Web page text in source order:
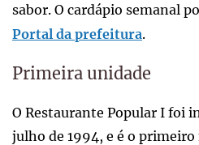
sabor. O cardápio semanal
Portal da prefeitura.
Primeira unidade
O Restaurante Popular I foi
julho de 1994, e é o